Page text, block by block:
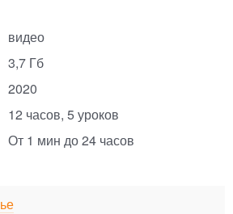
видео
3,7 Гб
2020
12 часов, 5 уроков
От 1 мин до 24 часов